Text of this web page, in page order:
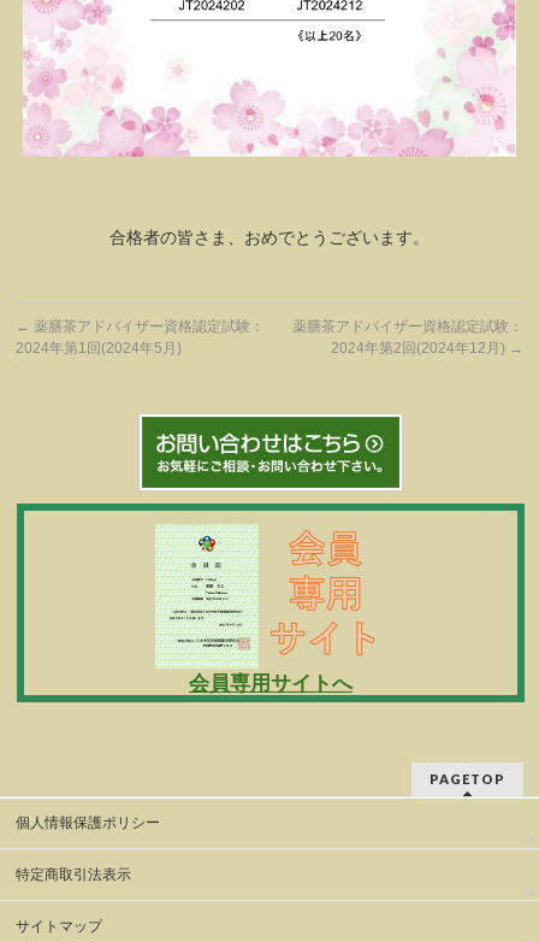
合格者の皆さま、おめでとうございます。
← 薬膳茶アドバイザー資格認定試験：
2024年第1回(2024年5月)
薬膳茶アドバイザー資格認定試験：
2024年第2回(2024年12月) →
会員専用サイトへ
PAGETOP
個人情報保護ポリシー
特定商取引法表示
サイトマップ